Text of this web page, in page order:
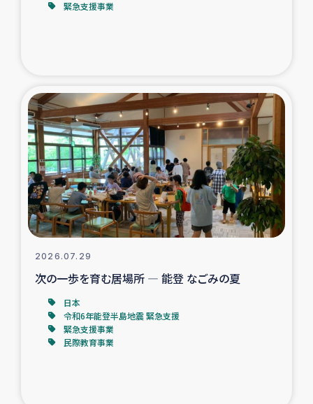
コーヒー生産者支援
アイナロ県マウベシ郡でのコーヒー畑改善事業
ベイルート大規模爆発被災者支援
女性の生計向上支援
アグロフォレストリー（カカオ）事業
緊急支援事業
2026.07.29
次の一歩を育む居場所 ― 能登 なごみの夏
日本
令和6年能登半島地震 緊急支援
緊急支援事業
民際教育事業